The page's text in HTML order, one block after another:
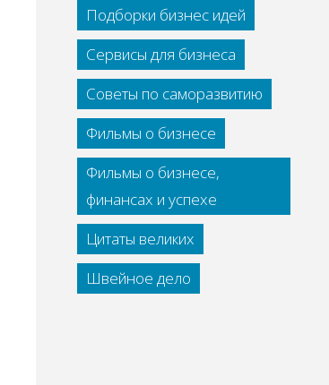
Подборки бизнес идей
Сервисы для бизнеса
Советы по саморазвитию
Фильмы о бизнесе
Фильмы о бизнесе,
финансах и успехе
Цитаты великих
Швейное дело